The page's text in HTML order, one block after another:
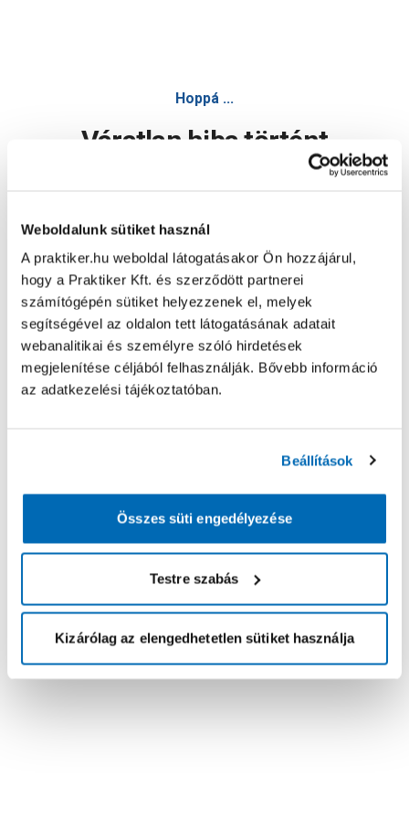
Weboldalunk sütiket használ
A praktiker.hu weboldal látogatásakor Ön hozzájárul,
hogy a Praktiker Kft. és szerződött partnerei
számítógépén sütiket helyezzenek el, melyek
segítségével az oldalon tett látogatásának adatait
webanalitikai és személyre szóló hirdetések
megjelenítése céljából felhasználják. Bővebb információ
az adatkezelési tájékoztatóban.
Beállítások
Összes süti engedélyezése
Testre szabás
Kizárólag az elengedhetetlen sütiket használja
Hoppá ...
Váratlan hiba történt
Oldal újratöltése